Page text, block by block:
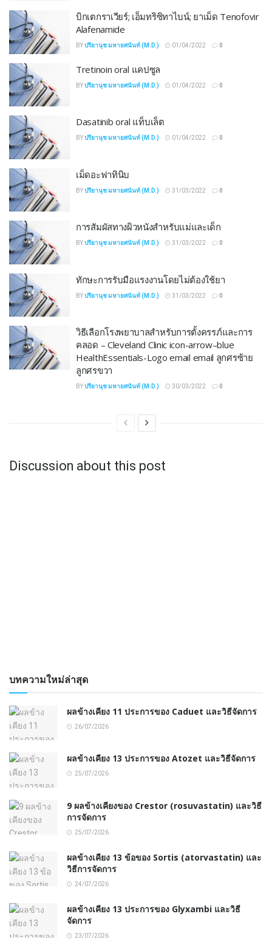
บิกเตกราเวียร์; เอ็มทริซิทาไบน์; ยาเม็ด Tenofovir
Alafenamide
BYปรียานุช มหายศนันท์ (M.D.) 01/04/2022 0
Tretinoin oral แคปซูล
BYปรียานุช มหายศนันท์ (M.D.) 01/04/2022 0
Dasatinib oral แท็บเล็ต
BYปรียานุช มหายศนันท์ (M.D.) 01/04/2022 0
เม็ดอะฟาทินิบ
BYปรียานุช มหายศนันท์ (M.D.) 31/03/2022 0
การสัมผัสทางผิวหนังสำหรับแม่และเด็ก
BYปรียานุช มหายศนันท์ (M.D.) 31/03/2022 0
ทักษะการรับมือแรงงานโดยไม่ต้องใช้ยา
BYปรียานุช มหายศนันท์ (M.D.) 31/03/2022 0
วิธีเลือกโรงพยาบาลสำหรับการตั้งครรภ์และการ
คลอด – Cleveland Clinic icon-arrow–blue
HealthEssentials-Logo email email ลูกศรซ้าย
ลูกศรขวา
BYปรียานุช มหายศนันท์ (M.D.) 30/03/2022 0
Discussion about this post
บทความใหม่ล่าสุด
ผลข้างเคียง 11 ประการของ Caduet และวิธีจัดการ
26/07/2026
ผลข้างเคียง 13 ประการของ Atozet และวิธีจัดการ
25/07/2026
9 ผลข้างเคียงของ Crestor (rosuvastatin) และวิธี
การจัดการ
25/07/2026
ผลข้างเคียง 13 ข้อของ Sortis (atorvastatin) และ
วิธีการจัดการ
24/07/2026
ผลข้างเคียง 13 ประการของ Glyxambi และวิธี
จัดการ
23/07/2026